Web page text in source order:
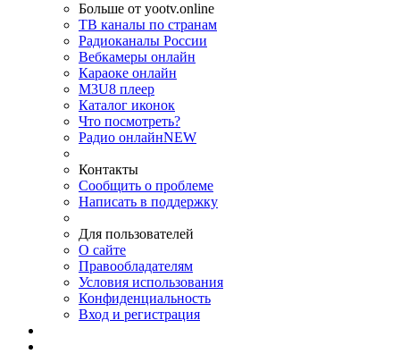
Больше от yootv.online
ТВ каналы по странам
Радиоканалы России
Вебкамеры онлайн
Караоке онлайн
M3U8 плеер
Каталог иконок
Что посмотреть?
Радио онлайнNEW
Контакты
Сообщить о проблеме
Написать в поддержку
Для пользователей
О сайте
Правообладателям
Условия использования
Конфиденциальность
Вход и регистрация